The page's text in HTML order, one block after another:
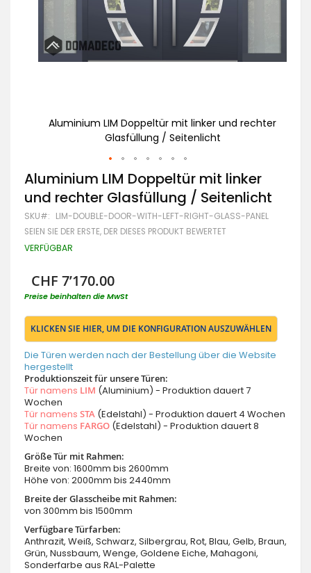
Aluminium LIM Doppeltür mit linker und rechter
Glasfüllung / Seitenlicht
Zum
Anfang
der
Bildgalerie
springen
Aluminium LIM Doppeltür mit linker
und rechter Glasfüllung / Seitenlicht
SKU LIM-DOUBLE-DOOR-WITH-LEFT-RIGHT-GLASS-PANEL
SEIEN SIE DER ERSTE, DER DIESES PRODUKT BEWERTET
VERFÜGBAR
CHF 7’170.00
Preise beinhalten die MwSt
KLICKEN SIE HIER, UM DIE KONFIGURATION AUSZUWÄHLEN
Die Türen werden nach der Bestellung über die Website
hergestellt
Produktionszeit für unsere Türen:
Tür namens LIM (Aluminium) - Produktion dauert 7
Wochen
Tür namens STA (Edelstahl) - Produktion dauert 4 Wochen
Tür namens FARGO (Edelstahl) - Produktion dauert 8
Wochen
Größe Tür mit Rahmen:
Breite von: 1600mm bis 2600mm
Höhe von: 2000mm bis 2440mm
Breite der Glasscheibe mit Rahmen:
von 300mm bis 1500mm
Verfügbare Türfarben:
Anthrazit, Weiß, Schwarz, Silbergrau, Rot, Blau, Gelb, Braun,
Grün, Nussbaum, Wenge, Goldene Eiche, Mahagoni,
Sonderfarbe aus RAL-Palette